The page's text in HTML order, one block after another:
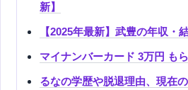
新】
【2025年最新】武豊の年収
マイナンバーカード 3万円 も
るなの学歴や脱退理由、現在